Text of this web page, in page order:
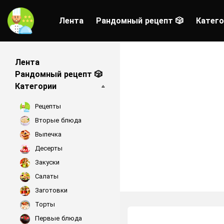
Лента Рандомный рецепт 🎲
Лента
Рандомный рецепт 🎲
Категории
Рецепты
Вторые блюда
Выпечка
Десерты
Закуски
Салаты
Заготовки
Торты
Первые блюда